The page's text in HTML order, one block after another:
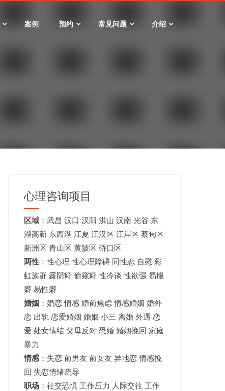
案例 预约 常见问题 介绍
心理咨询项目
区域： 武昌 汉口 汉阳 洪山 汉南 光谷 东
湖高新 东西湖 江夏 江汉区 江岸区 蔡甸区
新洲区 青山区 黄陂区 硚口区
两性：性心理 性心理障碍 同性恋 自慰 彩
虹族群 露阴癖 偷窥癖 性冷谈 性欲强 易服
癖 易性癖
婚姻：婚恋 情感 婚前焦虑 情感婚姻 婚外
恋 出轨 恋爱婚姻 婚姻 小三 离婚 外遇 恋
爱 处女情结 父母反对 恐婚 婚姻挽回 家庭
暴力
情感：失恋 前男友 前女友 异地恋 情感挽
回 失恋情绪疏导
职场：社交恐惧 工作压力 人际交往 工作